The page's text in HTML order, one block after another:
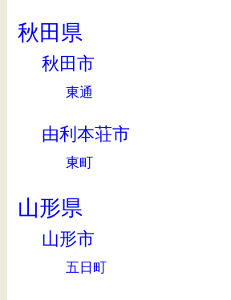
秋田県
秋田市
東通
由利本荘市
東町
山形県
山形市
五日町